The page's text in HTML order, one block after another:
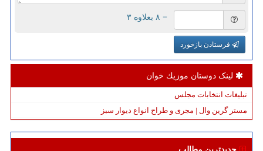
= ۸ بعلاوه ۳
فرستادن بازخورد
لینک دوستان موزیك خوان
تبلیغات انتخابات مجلس
مستر گرین وال | مجری و طراح انواع دیوار سبز